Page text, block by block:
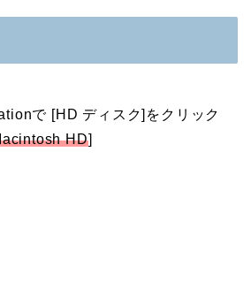
で [HD ディスク]をクリック
HD]